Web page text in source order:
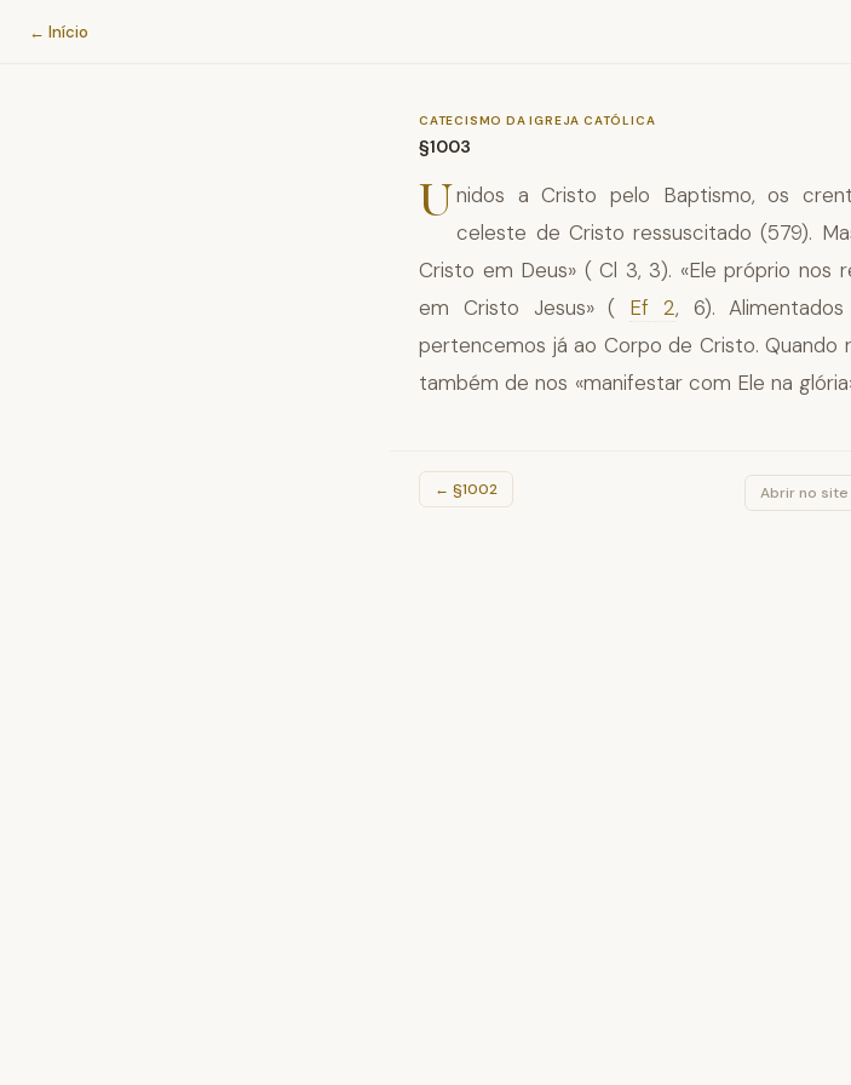
Catecismo da Igreja Católica
← Início
CATECISMO DA IGREJA CATÓLICA
§1003
Unidos a Cristo pelo Baptismo, os
celeste de Cristo ressuscitado (579).
Cristo em Deus» ( Cl 3, 3). «Ele próprio nos
em Cristo Jesus» ( Ef 2, 6).
pertencemos já ao Corpo de Cristo. Quando
também de nos «manifestar com Ele na
← §1002 Abrir no